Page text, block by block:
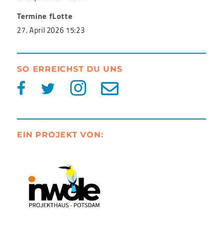
Termine fLotte
27. April 2026 15:23
SO ERREICHST DU UNS
EIN PROJEKT VON: